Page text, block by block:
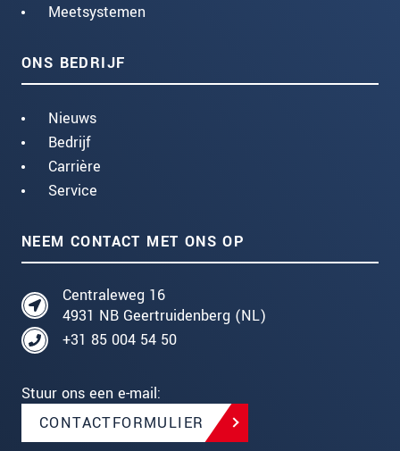
Meetsystemen
ONS BEDRIJF
Nieuws
Bedrijf
Carrière
Service
NEEM CONTACT MET ONS OP
Centraleweg 16
4931 NB Geertruidenberg (NL)
+31 85 004 54 50
Stuur ons een e-mail:
CONTACTFORMULIER